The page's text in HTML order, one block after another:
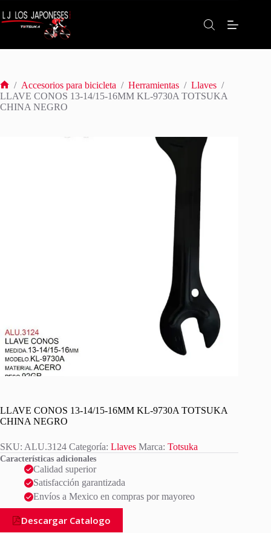
al
contenido
Inicio
/ Accesorios para bicicleta / Herramientas / Llaves /
LLAVE CONOS 13-14/15-16MM KL-9730A TOTSUKA
CHINA NEGRO
LLAVE CONOS 13-14/15-16MM KL-9730A TOTSUKA
CHINA NEGRO
SKU: ALU.3124 Categoría: Llaves Marca: Totsuka
Características adicionales
Calidad superior
Satisfacción garantizada
Envíos a Mexico en compras por mayoreo
Descargar Catalogo